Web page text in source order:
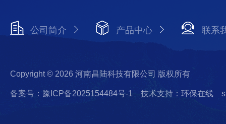
公司简介 产品中心 联系
Copyright © 2026 河南昌陆科技有限公司 版权所有
备案号：豫ICP备2025154484号-1 技术支持：环保在线